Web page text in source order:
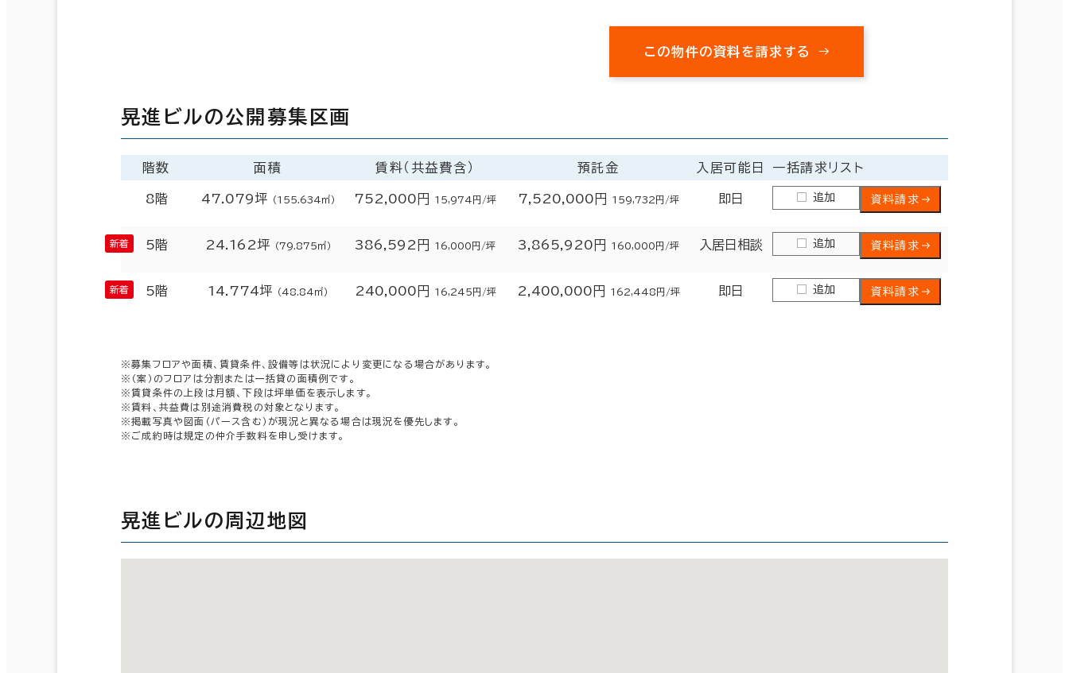
この物件の資料を請求する
晃進ビルの公開募集区画
階数 面積 賃料（共益費含） 預託金 入居可能日 一括請求リスト
8階 47.079坪 （155.634㎡） 752,000円 15,974円/坪 7,520,000円 159,732円/坪 即日 追加 資料請求
5階 24.162坪 （79.875㎡） 386,592円 16,000円/坪 3,865,920円 160,000円/坪 入居日相談 追加 資料請求
5階 14.774坪 （48.84㎡） 240,000円 16,245円/坪 2,400,000円 162,448円/坪 即日 追加 資料請求
※募集フロアや面積、賃貸条件、設備等は状況により変更になる場合があります。
※（案）のフロアは分割または一括貸の面積例です。
※賃貸条件の上段は月額、下段は坪単価を表示します。
※賃料、共益費は別途消費税の対象となります。
※掲載写真や図面（パース含む）が現況と異なる場合は現況を優先します。
※ご成約時は規定の仲介手数料を申し受けます。
晃進ビルの周辺地図